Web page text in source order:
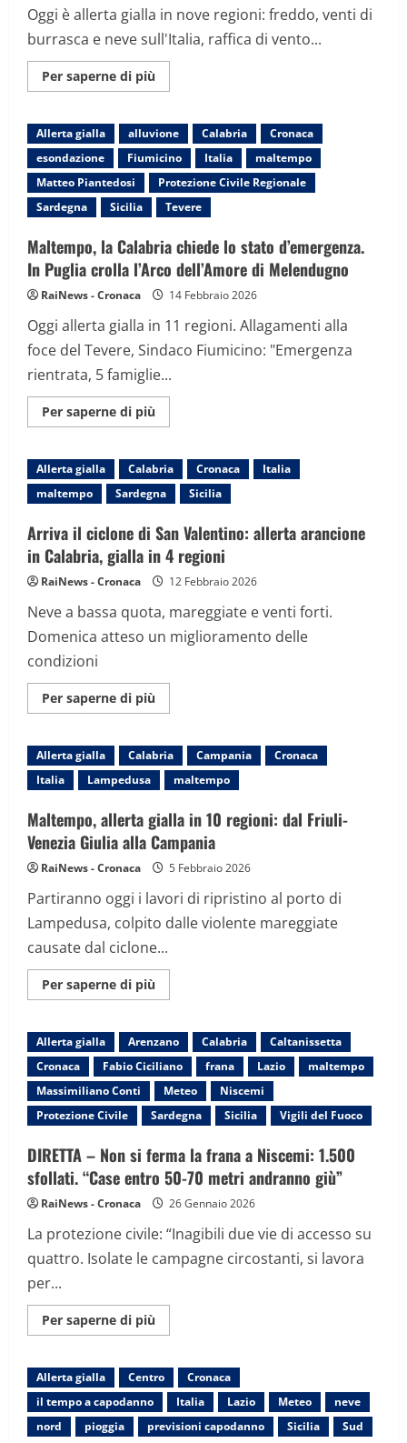
picchiata
e
allerta
Oggi è allerta gialla in nove regioni: freddo, venti di
burrasca e neve sull'Italia, raffica di vento...
Per saperne di più
informazioni
gelo
e
burrasche,
il
colpo
di
coda
dell’inverno:
in
picchiata
e
allerta
gialla
Allerta gialla alluvione Calabria
Cronaca
esondazione
Fiumicino Italia
maltempo
Matteo Piantedosi
Protezione Civile Regionale
Sardegna
Sicilia Tevere
Maltempo, la Calabria chiede lo stato d’emergenza.
In Puglia crolla l’Arco dell’Amore di Melendugno
RaiNews - Cronaca 14 Febbraio 2026
Oggi allerta gialla in 11 regioni. Allagamenti alla
foce del Tevere, Sindaco Fiumicino: "Emergenza
rientrata, 5 famiglie...
Per saperne di più
informazioni
la
Calabria
chiede
lo
d’emergenza.
In
Puglia
crolla
l’Arco
dell’Amore
Melendugno
Allerta gialla Calabria Cronaca
Italia
maltempo
Sardegna Sicilia
Arriva il ciclone di San Valentino: allerta arancione
in Calabria, gialla in 4 regioni
RaiNews - Cronaca 12 Febbraio 2026
Neve a bassa quota, mareggiate e venti forti.
Domenica atteso un miglioramento delle
condizioni
Per saperne di più
informazioni
il
ciclone
di
San
allerta
arancione
in
Calabria,
gialla
in
regioni
Allerta gialla Calabria Campania
Cronaca
Italia
Lampedusa maltempo
Maltempo, allerta gialla in 10 regioni: dal Friuli-
Venezia Giulia alla Campania
RaiNews - Cronaca 5 Febbraio 2026
Partiranno oggi i lavori di ripristino al porto di
Lampedusa, colpito dalle violente mareggiate
causate dal ciclone...
Per saperne di più
informazioni
allerta
gialla
in
10
regioni:
dal
Friuli-
Venezia
alla
Campania
Allerta gialla Arenzano Calabria
Caltanissetta
Cronaca
Fabio Ciciliano frana Lazio
maltempo
Massimiliano Conti
Meteo
Niscemi
Protezione Civile
Sardegna Sicilia Vigili del Fuoco
DIRETTA – Non si ferma la frana a Niscemi: 1.500
sfollati. “Case entro 50-70 metri andranno giù”
RaiNews - Cronaca 26 Gennaio 2026
La protezione civile: “Inagibili due vie di accesso su
quattro. Isolate le campagne circostanti, si lavora
per...
Per saperne di più
informazioni
–
Non
si
ferma
la
frana
Allerta gialla Centro
Cronaca
il tempo a capodanno
Italia Lazio Meteo
neve
nord
pioggia previsioni capodanno Sicilia Sud